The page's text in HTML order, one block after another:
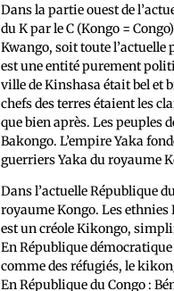
Dans la partie ouest de
du K par le C (Kongo =
Kwango, soit toute
est une entité purement
ville de Kinshasa était bel et
chefs des terres étaient les
que bien après. Les peuples
Bakongo. L’empire Yaka
guerriers Yaka du royaume
Dans l’actuelle République
royaume Kongo. Les
est un créole Kikongo,
En République
comme des réfugiés, le
En République du Congo :